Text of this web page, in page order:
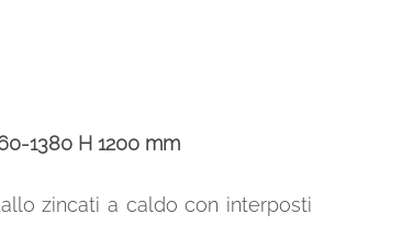
1380 H 1200 mm
zincati a caldo con interposti